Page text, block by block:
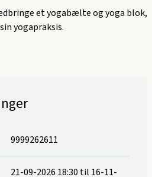
et yogabælte og yoga blok,
yogapraksis.
9999262611
21-09-2026 18:30 til 16-11-